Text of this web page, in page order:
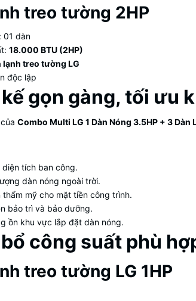
treo tường 2HP
01 dàn
18.000 BTU (2HP)
lạnh treo tường LG
độc lập
gọn gàng, tối ưu
Combo Multi LG 1 Dàn Nóng 3.5HP + 3 Dàn
diện tích ban công.
dàn nóng ngoài trời.
thẩm mỹ cho mặt tiền công trình.
bảo trì và bảo dưỡng.
ồn khu vực lắp đặt dàn nóng.
công suất phù
treo tường LG 1HP